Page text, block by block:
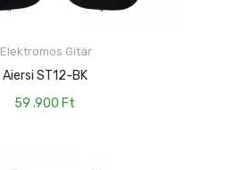
Elektromos Gitár
Aiersi ST12-BK
59 .900 Ft
KOSÁRBA TESZEM